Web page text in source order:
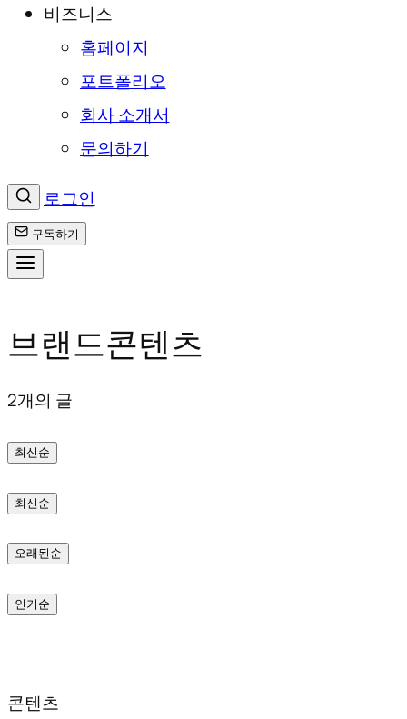
비즈니스
홈페이지
포트폴리오
회사 소개서
문의하기
로그인
구독하기
텐
로
로
가
브랜드콘텐츠
2개의 글
최신순
최신순
오래된순
인기순
콘텐츠